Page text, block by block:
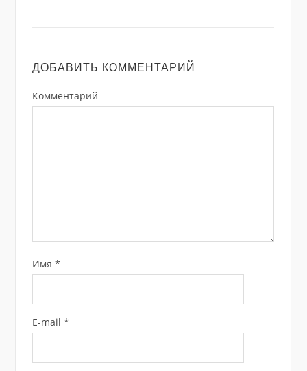
ДОБАВИТЬ КОММЕНТАРИЙ
Комментарий
Имя *
E-mail *